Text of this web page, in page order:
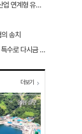
2차 공공기관 이전 앞두고 TK 공동전선…산업 연계형 유치 승부수
송치
[Y르포] 대구 교동귀금속거리, ‘랩 다이아’ 특수로 다시금 활기…“반짝 인기 의존 않는 지속 가능 성장 동력 마련해야”
더보기